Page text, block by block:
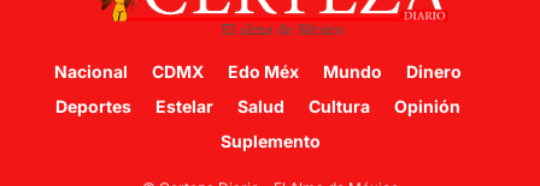
Nacional CDMX Edo Méx Mundo
Dinero
Deportes
Estelar Salud Cultura
Opinión
Suplemento